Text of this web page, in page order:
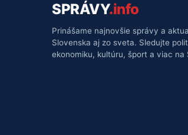
SPRÁVY.info
Prinášame najnovšie správy a
Slovenska aj zo sveta. Sledujte
ekonomiku, kultúru, šport a viac na